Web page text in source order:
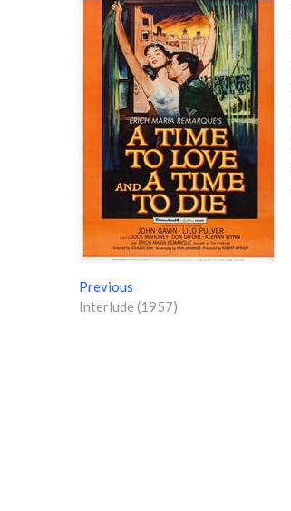
N
a
Previous
r
Interlude (1957)